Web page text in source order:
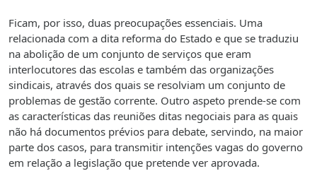
Ficam, por isso, duas preocupações essenciais. Uma
relacionada com a dita reforma do Estado e que se traduziu
na abolição de um conjunto de serviços que eram
interlocutores das escolas e também das organizações
sindicais, através dos quais se resolviam um conjunto de
problemas de gestão corrente. Outro aspeto prende-se com
as características das reuniões ditas negociais para as quais
não há documentos prévios para debate, servindo, na maior
parte dos casos, para transmitir intenções vagas do governo
em relação a legislação que pretende ver aprovada.